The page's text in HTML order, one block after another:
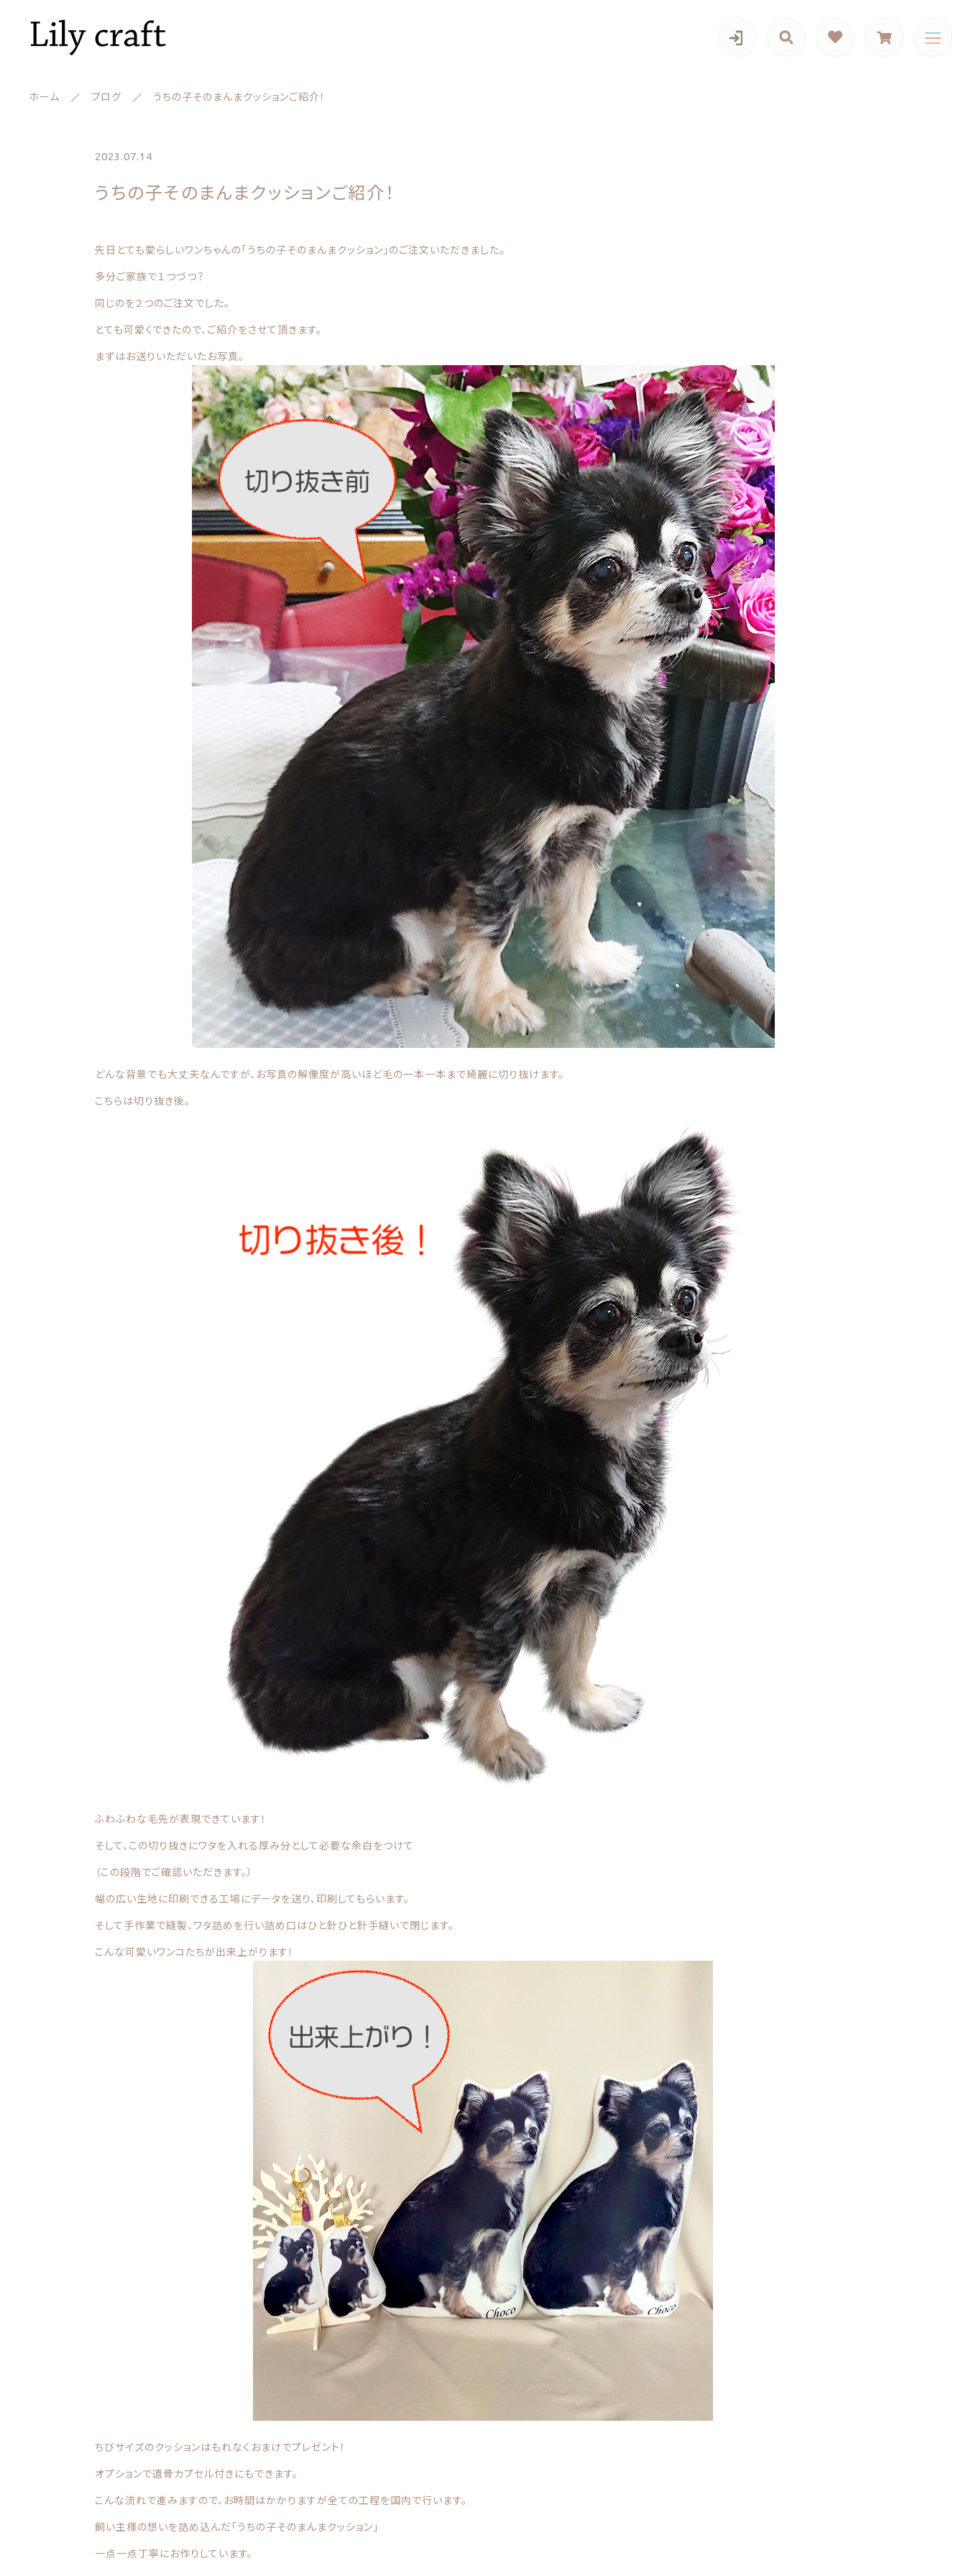
ホーム ブログ うちの子そのまんまクッションご紹介！
2023.07.14
うちの子そのまんまクッションご紹介！
先日とても愛らしいワンちゃんの「うちの子そのまんまクッション」のご注文いただきました。
多分ご家族で１つづつ？
同じのを２つのご注文でした。
とても可愛くできたので、ご紹介をさせて頂きます。
まずはお送りいただいたお写真。
どんな背景でも大丈夫なんですが、お写真の解像度が高いほど毛の一本一本まで綺麗に切り抜けます。
こちらは切り抜き後。
ふわふわな毛先が表現できています！
そして、この切り抜きにワタを入れる厚み分として必要な余白をつけて
（この段階でご確認いただきます。）
幅の広い生地に印刷できる工場にデータを送り、印刷してもらいます。
そして手作業で縫製、ワタ詰めを行い詰め口はひと針ひと針手縫いで閉じます。
こんな可愛いワンコたちが出来上がります！
ちびサイズのクッションはもれなくおまけでプレゼント！
オプションで遺骨カプセル付きにもできます。
こんな流れで進みますので、お時間はかかりますが全ての工程を国内で行います。
飼い主様の想いを詰め込んだ「うちの子そのまんまクッション」
一点一点丁寧にお作りしています。
お財布 アクリルスタンド アクリルフィギュア
ランキング
セール商品
商品一覧
最近チェックした商品
注文履歴
プライバシーポリシー
親カテゴリー 子カテゴリー
価格帯
～ 在庫あり セール